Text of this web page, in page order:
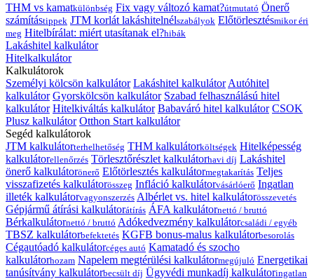
THM vs kamatkülönbség Fix vagy változó kamat?útmutató Önerő
számítástippek JTM korlát lakáshitelnélszabályok Előtörlesztésmikor éri
meg Hitelbírálat: miért utasítanak el?hibák
Lakáshitel kalkulátor
Hitelkalkulátor
Kalkulátorok
Személyi kölcsön kalkulátor Lakáshitel kalkulátor Autóhitel
kalkulátor Gyorskölcsön kalkulátor Szabad felhasználású hitel
kalkulátor Hitelkiváltás kalkulátor Babaváró hitel kalkulátor CSOK
Plusz kalkulátor Otthon Start kalkulátor
Segéd kalkulátorok
JTM kalkulátorterhelhetőség THM kalkulátorköltségek Hitelképesség
kalkulátorellenőrzés Törlesztőrészlet kalkulátorhavi díj Lakáshitel
önerő kalkulátorönerő Előtörlesztés kalkulátormegtakarítás Teljes
visszafizetés kalkulátorösszeg Infláció kalkulátorvásárlóerő Ingatlan
illeték kalkulátorvagyonszerzés Albérlet vs. hitel kalkulátorösszevetés
Gépjármű átírási kalkulátorátírás ÁFA kalkulátornettó / bruttó
Bérkalkulátornettó / bruttó Adókedvezmény kalkulátorcsaládi / egyéb
TBSZ kalkulátorbefektetés KGFB bonus-malus kalkulátorbesorolás
Cégautóadó kalkulátorcéges autó Kamatadó és szocho
kalkulátorhozam Napelem megtérülési kalkulátormegújuló Energetikai
tanúsítvány kalkulátorbecsült díj Ügyvédi munkadíj kalkulátoringatlan